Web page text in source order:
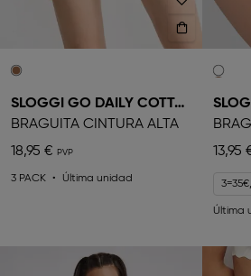
SLOGGI GO DAILY COTTON
BRAGUITA CINTURA ALTA
18,95 €
3 PACK Última unidad
13,95
Última